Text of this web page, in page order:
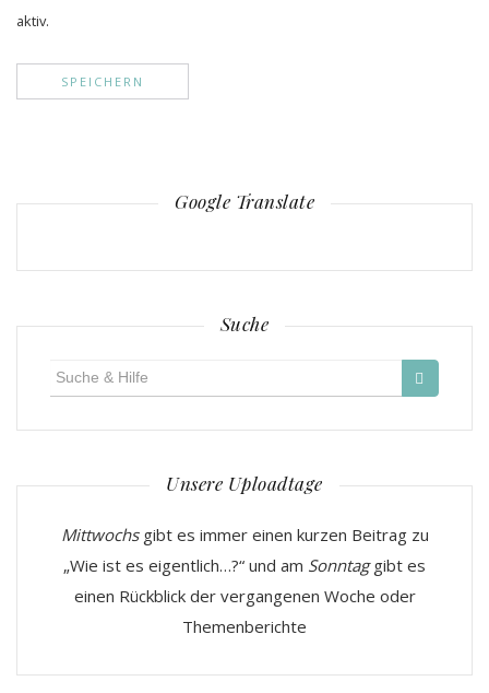
aktiv.
Google Translate
Suche
Unsere Uploadtage
Mittwochsgibt es immer einen kurzen Beitrag zu
„Wie ist es eigentlich…?“ und am Sonntaggibt es
einen Rückblick der vergangenen Woche oder
Themenberichte